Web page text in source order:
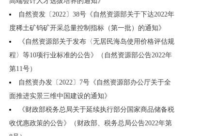
自然资发〔2022〕38号《自然资源部关于下达2022年
度稀土矿钨矿开采总量控制指标（第一批）的通知》
《自然资源部关于发布〈无居民海岛使用价格评估规
程〉等10项行业标准的公告》（自然资源部公告2022年
第11号）
自然资办发〔2022〕7号《自然资源部办公厅关于全
面推进实景三维中国建设的通知》
《财政部税务总局关于延续执行部分国家商品储备税
收优惠政策的公告》（财政部、税务总局公告2022年第